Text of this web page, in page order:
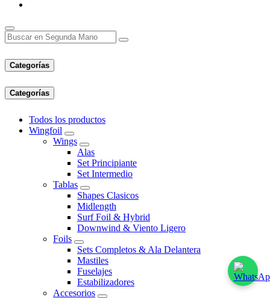
Categorías
Categorías
Todos los productos
Wingfoil
Wings
Alas
Set Principiante
Set Intermedio
Tablas
Shapes Clasicos
Midlength
Surf Foil & Hybrid
Downwind & Viento Ligero
Foils
Sets Completos & Ala Delantera
Mastiles
Fuselajes
Estabilizadores
Accesorios